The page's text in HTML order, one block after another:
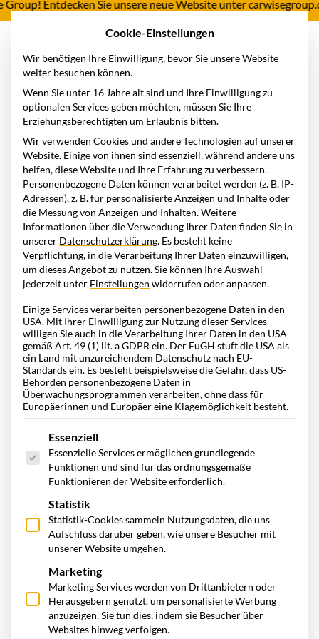
Entdecken Sie unsere neue Website unter carwisegroup.com
Home Wissensstation Blog Fuhrparkanalyse
Fuhrparkanalyse: Den Fuhrpark
Schritt für Schritt analysieren
Fuhrparkmanagement
03.11.2023
Eine gut funktionierende Flotte kann den Unterschied
zwischen einem reibungslosen Geschäftsbetrieb und
ineffizienten, kostenintensiven Prozessen ausmachen. Hier
kommt die Fuhrparkanalyse ins Spiel. Egal ob Sie gerade
darüber nachdenken, IhrenFuhrparkzu modernisieren,
Kosten zu senken oder Ihr Unternehmen nachhaltiger zu
gestalten – eine Fuhrparkanalyse bietet wertvolle Einblicke
und Lösungsansätze. Doch wie läuft diese ab? In diesem
Beitrag beleuchten wir die wichtigsten Aspekte und
Fragestellungen.
Inhalt
Was ist eine Fuhrparkanalyse?
Bei einer Fuhrparkanalyse handelt es sich um einen
systematischen Ansatz, mit dem der aktuelle Zustand eines
Fuhrparks bewertet und Optimierungspotenziale
identifiziert werden können. Eine solche Analyse ermöglicht
es Unternehmen, tief in die Strukturen, Abläufe und Kosten
Cookie-Einstellungen
Wir benötigen Ihre Einwilligung, bevor Sie unsere Website
weiter besuchen können.
Wenn Sie unter 16 Jahre alt sind und Ihre Einwilligung zu
optionalen Services geben möchten, müssen Sie Ihre
Erziehungsberechtigten um Erlaubnis bitten.
Wir verwenden Cookies und andere Technologien auf unserer
Website. Einige von ihnen sind essenziell, während andere uns
helfen, diese Website und Ihre Erfahrung zu verbessern.
Personenbezogene Daten können verarbeitet werden (z. B. IP-
Adressen), z. B. für personalisierte Anzeigen und Inhalte oder
die Messung von Anzeigen und Inhalten.Weitere
Informationen über die Verwendung Ihrer Daten finden Sie in
unserer Datenschutzerklärung. Es besteht keine
Verpflichtung, in die Verarbeitung Ihrer Daten einzuwilligen,
um dieses Angebot zu nutzen.Sie können Ihre Auswahl
jederzeit unter Einstellungen widerrufen oder anpassen.
Einige Services verarbeiten personenbezogene Daten in den
USA. Mit Ihrer Einwilligung zur Nutzung dieser Services
willigen Sie auch in die Verarbeitung Ihrer Daten in den USA
gemäß Art. 49 (1) lit. a GDPR ein. Der EuGH stuft die USA als
ein Land mit unzureichendem Datenschutz nach EU-
Standards ein. Es besteht beispielsweise die Gefahr, dass US-
Behörden personenbezogene Daten in
Überwachungsprogrammen verarbeiten, ohne dass für
Europäerinnen und Europäer eine Klagemöglichkeit besteht.
Es folgt eine Liste der Service-Gruppen, für die eine
Essenziell
Essenzielle Services ermöglichen grundlegende
Funktionen und sind für das ordnungsgemäße
Funktionieren der Website erforderlich.
Statistik
Statistik-Cookies sammeln Nutzungsdaten, die uns
Aufschluss darüber geben, wie unsere Besucher mit
unserer Website umgehen.
Marketing
Marketing Services werden von Drittanbietern oder
Herausgebern genutzt, um personalisierte Werbung
anzuzeigen. Sie tun dies, indem sie Besucher über
Websites hinweg verfolgen.